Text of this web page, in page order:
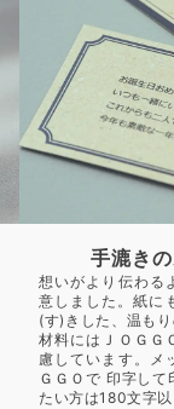
手漉き
想いがより伝わる
意しました。紙に
(す)きした、温も
材料にはＪＯＧＧ
慮しています。メ
ＧＧＯで 印字し
たい方は180文字